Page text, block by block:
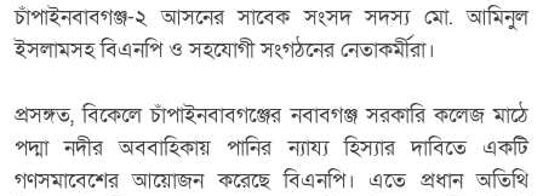
চাঁপাইনবাবগঞ্জ-২ আসনের সাবেক সংসদ সদস্য মো. আমিনুল
ইসলামসহ বিএনপি ও সহযোগী সংগঠনের নেতাকর্মীরা।
প্রসঙ্গত, বিকেলে চাঁপাইনবাবগঞ্জের নবাবগঞ্জ সরকারি কলেজ মাঠে
পদ্মা নদীর অববাহিকায় পানির ন্যায্য হিস্যার দাবিতে একটি
গণসমাবেশের আয়োজন করেছে বিএনপি। এতে প্রধান অতিথি